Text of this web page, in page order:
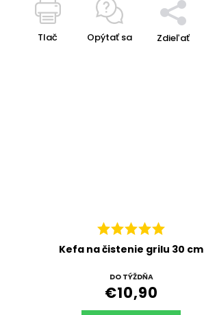
Tlač Opýtať sa Zdieľať
Kefa na čistenie grilu 30 cm
DO TÝŽDŇA
€10,90